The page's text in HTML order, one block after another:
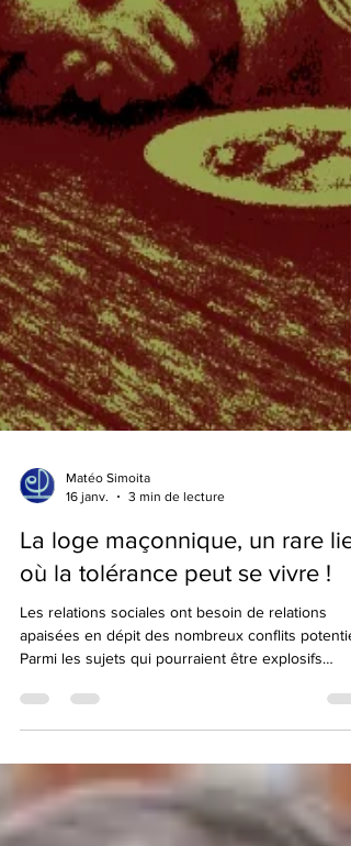
16 janv.
3 min de lecture
La loge maçonnique, un rare
où la tolérance peut se vivre !
Les relations sociales ont besoin de relations
Parmi les sujets qui pourraient être explosifs
origines sont tentés d’imposer leurs dogmes, la
tolérance vis à vis de non-croyants est proche
dans de nombreuses communautés. Si la franc-
maçonnerie était à l’origine religieuse, grâce à